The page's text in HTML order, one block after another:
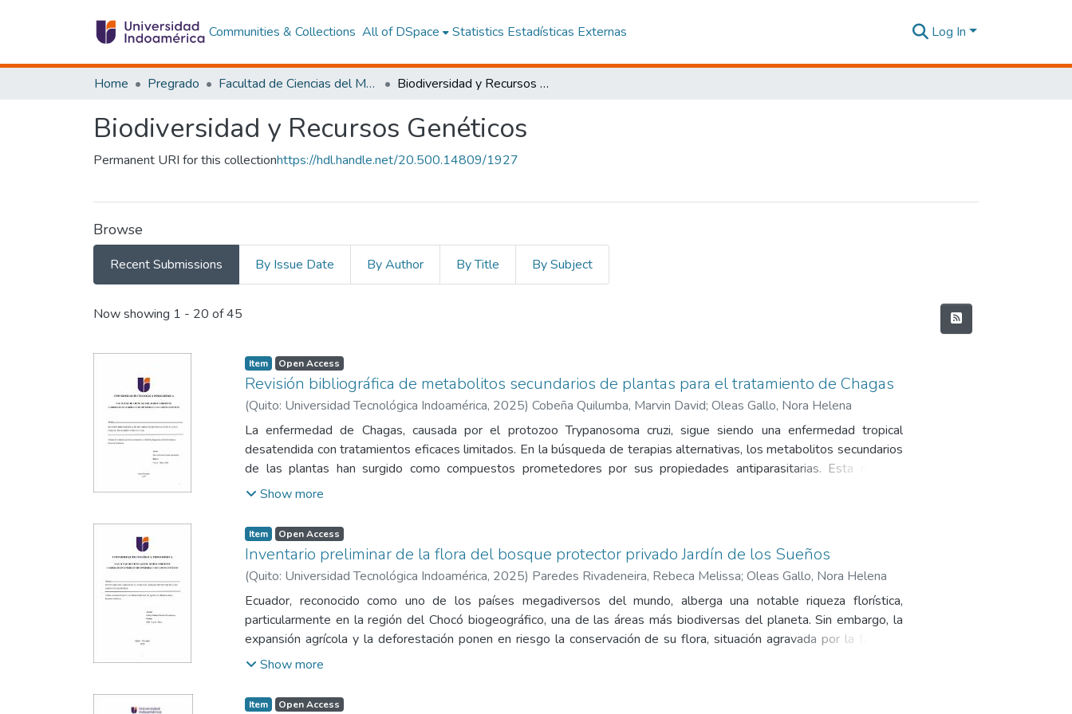
Communities & Collections All of DSpace Statistics Estadísticas Externas Log In
Home Pregrado Facultad de Ciencias del Medio Ambiente Biodiversidad y Recursos Genéticos
Biodiversidad y Recursos Genéticos
Permanent URI for this collectionhttps://hdl.handle.net/20.500.14809/1927
Browse
Recent Submissions By Issue Date By Author By Title By Subject
Recent Submissions
Now showing 1 - 20 of 45
Item Open Access
Revisión bibliográfica de metabolitos secundarios de plantas para el tratamiento de Chagas
(Quito: Universidad Tecnológica Indoamérica, 2025) Cobeña Quilumba, Marvin David; Oleas Gallo, Nora Helena
La enfermedad de Chagas, causada por el protozoo Trypanosoma cruzi, sigue siendo una enfermedad tropical
desatendida con tratamientos eficaces limitados. En la búsqueda de terapias alternativas, los metabolitos secundarios
de las plantas han surgido como compuestos prometedores por sus propiedades antiparasitarias. Esta revisión
bibliográfica analiza la literatura científica desde 1963 a 2023 utilizando las herramientas Scopus y VOSviewer, y se
identificaron un total de 599 documentos, con Brasil a la cabeza en volumen de publicaciones. Las familias de plantas
más estudiadas fueron Asteraceae, Lauraceae y Myrtaceae, y los metabolitos comunes incluyeron alcaloides,
flavonoides, terpenos y esteroles. Entre los compuestos notables, MoFTI y T- cadinol mostraron una actividad
antiparasitaria significativa. Pese a los prometedores resultados in vitro, es necesario seguir investigando para validar
su eficacia clínica. El estudio pone de relieve una laguna en la investigación en países como Ecuador y fomenta el
desarrollo de estrategias basadas en productos naturales para combatir esta amenaza para la salud pública.
Show more
Item Open Access
Inventario preliminar de la flora del bosque protector privado Jardín de los Sueños
(Quito: Universidad Tecnológica Indoamérica, 2025) Paredes Rivadeneira, Rebeca Melissa; Oleas Gallo, Nora Helena
Ecuador, reconocido como uno de los países megadiversos del mundo, alberga una notable riqueza florística,
particularmente en la región del Chocó biogeográfico, una de las áreas más biodiversas del planeta. Sin embargo, la
expansión agrícola y la deforestación ponen en riesgo la conservación de su flora, situación agravada por la falta de
información científica detallada sobre muchas especies. En este contexto, el presente estudio tiene como objetivo
Chocó ecuatoriano, mediante la recolección selectiva de muestras en sus senderos. Para ello, se llevaron a cabo dos
Show more
Item Open Access